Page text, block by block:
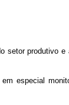
setor produtivo
especial